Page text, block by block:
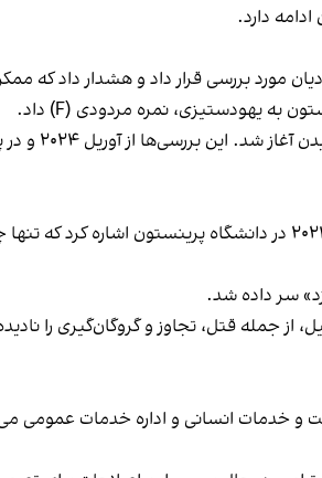
دارد.
بر اساس گزارش
مارشال در شکایت خود به وزارت آموزش آمریکا، به تجمع اعتراضی ضد اسرائیلی در ۲۵
سر داده شد.
جمله قتل، تجاوز و گروگان‌گیری را